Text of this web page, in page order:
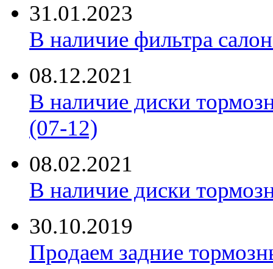
31.01.2023
В наличие фильтра
08.12.2021
В наличие диски
(07-12)
08.02.2021
В наличие диски
30.10.2019
Продаем задние